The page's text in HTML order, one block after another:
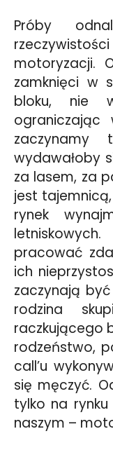
Próby
motoryzacji.
zamknięci w
bloku, nie
ograniczając
zaczynamy
wydawałoby
za lasem, za
jest
rynek
pracować
ich
zaczynają
rodzina
raczkującego
rodzeństwo,
call’u
się męczyć.
tylko na
naszym –